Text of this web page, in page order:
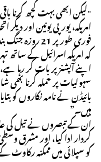
"لیکن ابھی بہت کچھ کرنا
امریکہ، یورپی یونین اور
فوری طور پر 21
کہ امریکہ اسرائیل کے
اپنے آپشنز پر بات کر رہا
سہولیات پر حملہ کرنا
بائیڈن نے نامہ نگاروں کو
ہیں۔”
ان کے تبصروں نے تیل کی
کردار ادا کیا، اور مشرق
کو سپلائی میں ممکنہ